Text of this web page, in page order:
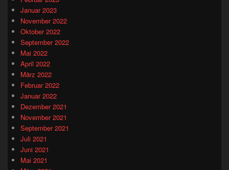
Januar 2023
November 2022
Oktober 2022
September 2022
Mai 2022
April 2022
März 2022
Februar 2022
Januar 2022
Dezember 2021
November 2021
September 2021
Juli 2021
Juni 2021
Mai 2021